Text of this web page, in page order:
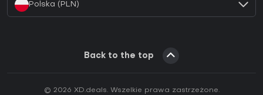
Polska (PLN)
Back to the top
© 2026 XD.deals. Wszelkie prawa zastrzeżone.